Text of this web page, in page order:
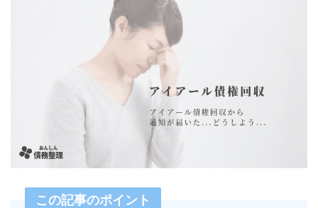
この記事のポイント